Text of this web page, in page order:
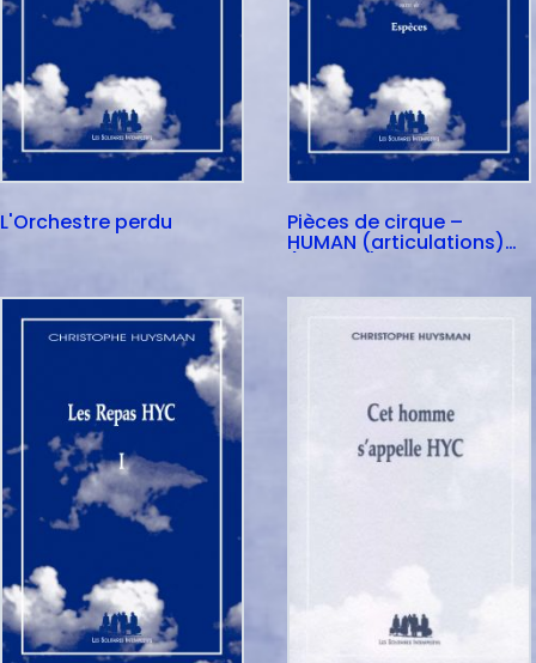
L'Orchestre perdu Pièces de cirque –
HUMAN (articulations)
(suivi de) Espèces